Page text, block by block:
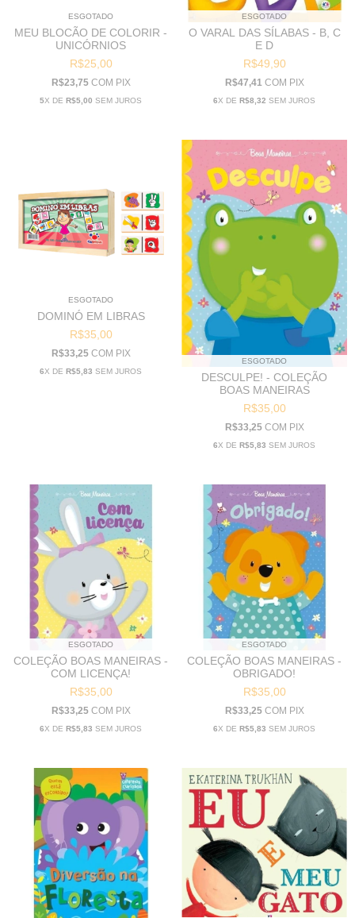
ESGOTADO
MEU BLOCÃO DE COLORIR -
UNICÓRNIOS
R$25,00
R$23,75 COM PIX
5X DE R$5,00 SEM JUROS
ESGOTADO
O VARAL DAS SÍLABAS - B, C
E D
R$49,90
R$47,41 COM PIX
6X DE R$8,32 SEM JUROS
ESGOTADO
DOMINÓ EM LIBRAS
R$35,00
R$33,25 COM PIX
6X DE R$5,83 SEM JUROS
ESGOTADO
DESCULPE! - COLEÇÃO
BOAS MANEIRAS
R$35,00
R$33,25 COM PIX
6X DE R$5,83 SEM JUROS
ESGOTADO
COLEÇÃO BOAS MANEIRAS -
COM LICENÇA!
R$35,00
R$33,25 COM PIX
6X DE R$5,83 SEM JUROS
ESGOTADO
COLEÇÃO BOAS MANEIRAS -
OBRIGADO!
R$35,00
R$33,25 COM PIX
6X DE R$5,83 SEM JUROS